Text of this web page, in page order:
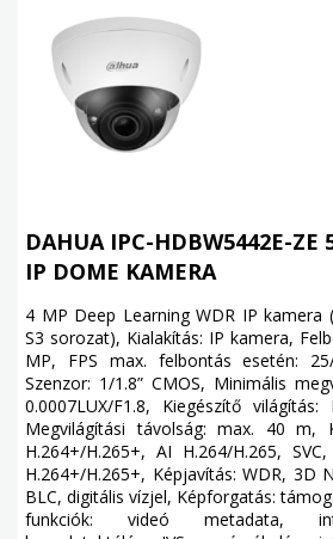
DAHUA IPC-HDBW5442E-ZE
IP DOME KAMERA
4 MP Deep Learning WDR IP kamera
S3 sorozat), Kialakítás: IP kamera,
MP, FPS max. felbontás esetén:
Szenzor: 1/1.8” CMOS, Minimális
0.0007LUX/F1.8, Kiegészítő világítás:
Megvilágítási távolság: max. 40 m,
H.264+/H.265+, AI H.264/H.265, SVC,
H.264+/H.265+, Képjavítás: WDR, 3D
BLC, digitális vízjel, Képforgatás:
funkciók: videó metadata,